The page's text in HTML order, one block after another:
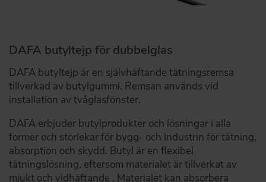
DAFA butyltejp för dubbelglas
DAFA butyltejp är en självhäftande tätningsremsa
tillverkad av butylgummi. Remsan används vid
installation av tvåglasfönster.
DAFA erbjuder butylprodukter och lösningar i alla
former och storlekar för bygg- och industrin för tätning,
absorption och skydd. Butyl är en flexibel
tätningslösning, eftersom materialet är tillverkat av
mjukt och vidhäftande . Materialet kan absorbera